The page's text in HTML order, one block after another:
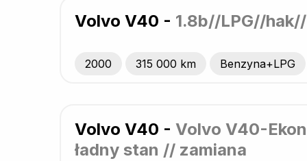
Volvo V40 - 1.8b//LPG//
2000 315 000 km Benzyna+LPG
Volvo V40 - Volvo V40-
ładny stan // zamiana